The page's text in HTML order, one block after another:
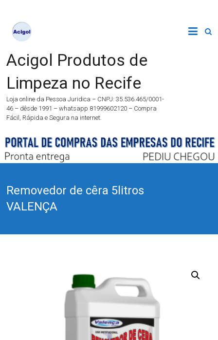
Acigol Produtos de
Limpeza no Recife
Loja online da Pessoa Juridica – CNPJ: 35.536.465/0001-
46 – dêsde 1991 – whatsapp 81999602120 – Compra
Fácil, Rápida e Segura na internet.
Removedor de cêra 5litros
VALENÇA